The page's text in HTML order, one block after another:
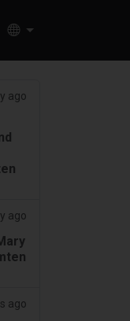
ago
ago
ago